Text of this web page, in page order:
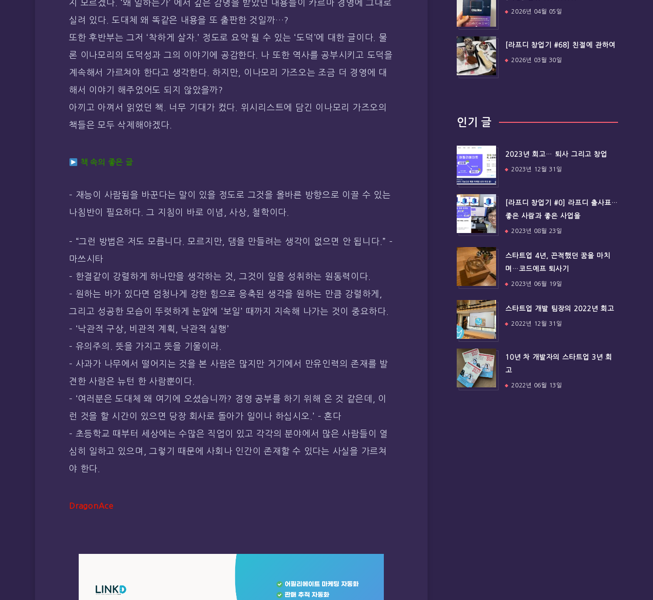
지 모르겠다. ‘왜 일하는가’ 에서 깊은 감명을 받았던 내용들이 카르마 경영에 그대로
실려 있다. 도대체 왜 똑같은 내용을 또 출판한 것일까…?
또한 후반부는 그저 ‘착하게 살자.’ 정도로 요약 될 수 있는 ‘도덕’에 대한 글이다. 물
론 이나모리의 도덕성과 그의 이야기에 공감한다. 나 또한 역사를 공부시키고 도덕을
계속해서 가르쳐야 한다고 생각한다. 하지만, 이나모리 가즈오는 조금 더 경영에 대
해서 이야기 해주었어도 되지 않았을까?
아끼고 아껴서 읽었던 책. 너무 기대가 컸다. 위시리스트에 담긴 이나모리 가즈오의
책들은 모두 삭제해야겠다.
책 속의 좋은 글
– 재능이 사람됨을 바꾼다는 말이 있을 정도로 그것을 올바른 방향으로 이끌 수 있는
나침반이 필요하다. 그 지침이 바로 이념, 사상, 철학이다.
– “그런 방법은 저도 모릅니다. 모르지만, 댐을 만들려는 생각이 없으면 안 됩니다.” –
마쓰시타
– 한결같이 강렬하게 하나만을 생각하는 것, 그것이 일을 성취하는 원동력이다.
– 원하는 바가 있다면 엄청나게 강한 힘으로 응축된 생각을 원하는 만큼 강렬하게,
그리고 성공한 모습이 뚜렷하게 눈앞에 ‘보일’ 때까지 지속해 나가는 것이 중요하다.
– ‘낙관적 구상, 비관적 계획, 낙관적 실행’
– 유의주의. 뜻을 가지고 뜻을 기울이라.
– 사과가 나무에서 떨어지는 것을 본 사람은 많지만 거기에서 만유인력의 존재를 발
견한 사람은 뉴턴 한 사람뿐이다.
– ‘여러분은 도대체 왜 여기에 오셨습니까? 경영 공부를 하기 위해 온 것 같은데, 이
런 것을 할 시간이 있으면 당장 회사로 돌아가 일이나 하십시오.’ – 혼다
– 초등학교 때부터 세상에는 수많은 직업이 있고 각각의 분야에서 많은 사람들이 열
심히 일하고 있으며, 그렇기 때문에 사회나 인간이 존재할 수 있다는 사실을 가르쳐
야 한다.
DragonAce
2026년 04월 05일
[라프디 창업기 #68] 친절에 관하여
2026년 03월 30일
인기 글
2023년 회고… 퇴사 그리고 창업
2023년 12월 31일
[라프디 창업기 #0] 라프디 출사표…
좋은 사람과 좋은 사업을
2023년 08월 23일
스타트업 4년, 끈적했던 꿈을 마치
며…코드에프 퇴사기
2023년 06월 19일
스타트업 개발 팀장의 2022년 회고
2022년 12월 31일
10년 차 개발자의 스타트업 3년 회
고
2022년 06월 13일